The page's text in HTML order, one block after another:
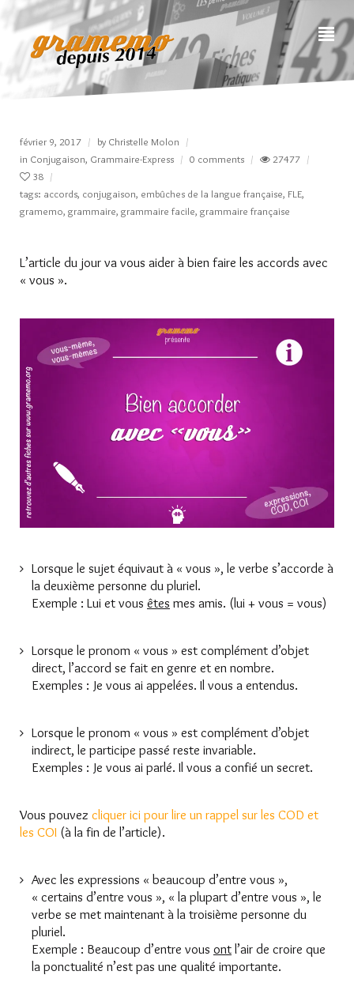
février 9, 2017 by Christelle Molon
in Conjugaison, Grammaire-Express 0 comments
27477
38
tags: accords, conjugaison, embûches de la langue française, FLE,
gramemo, grammaire, grammaire facile, grammaire française
L’article du jour va vous aider à bien faire les accords avec
« vous ».
Lorsque le sujet équivaut à « vous », le verbe s’accorde à
la deuxième personne du pluriel.
Exemple : Lui et vous êtes mes amis. (lui + vous = vous)
Lorsque le pronom « vous » est complément d’objet
direct, l’accord se fait en genre et en nombre.
Exemples : Je vous ai appelées. Il vous a entendus.
Lorsque le pronom « vous » est complément d’objet
indirect, le participe passé reste invariable.
Exemples : Je vous ai parlé. Il vous a confié un secret.
Vous pouvez cliquer ici pour lire un rappel sur les COD et
les COI (à la fin de l’article).
Avec les expressions « beaucoup d’entre vous »,
« certains d’entre vous », « la plupart d’entre vous », le
verbe se met maintenant à la troisième personne du
pluriel.
Exemple : Beaucoup d’entre vous ont l’air de croire que
la ponctualité n’est pas une qualité importante.